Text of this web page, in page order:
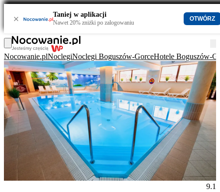
× Taniej w aplikacji
Nawet 20% zniżki po zalogowaniu
OTWÓRZ
Nocowanie.plNoclegiNoclegi Boguszów-GorceHotele Boguszów-
9.1